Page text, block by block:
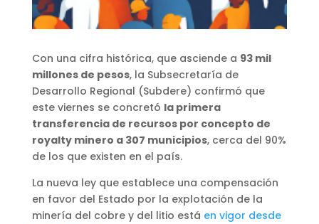
Con una cifra histórica, que asciende a 93 mil
millones de pesos, la Subsecretaría de
Desarrollo Regional (Subdere) confirmó que
este viernes se concretó la primera
transferencia de recursos por concepto de
royalty minero a 307 municipios, cerca del 90%
de los que existen en el país.
La nueva ley que establece una compensación
en favor del Estado por la explotación de la
minería del cobre y del litio está en vigor desde